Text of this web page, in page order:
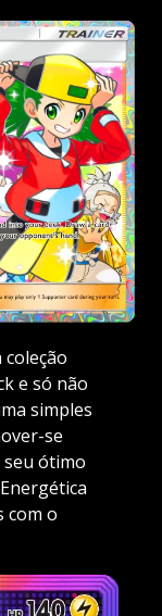
e só não
simples
se
ótimo
com o